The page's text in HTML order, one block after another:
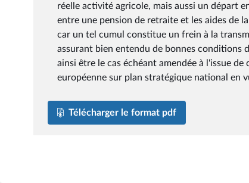
réelle activité agricole, mais aussi un départ
entre une pension de retraite et les aides de
car un tel cumul constitue un frein à la
assurant bien entendu de bonnes
ainsi être le cas échéant amendée à l'issue
européenne sur plan stratégique national en
Télécharger le format pdf